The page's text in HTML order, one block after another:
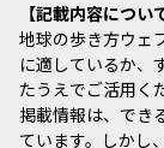
記載内容につい
地球の歩き方ウェ
に適しているか、
たうえでご活用く
掲載情報は、でき
ています。しかし